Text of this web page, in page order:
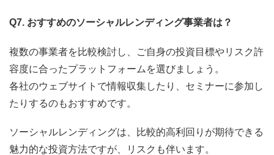
Q7. おすすめのソーシャルレンディング事業者は？
複数の事業者を比較検討し、ご自身の投資目標やリスク許
容度に合ったプラットフォームを選びましょう。
各社のウェブサイトで情報収集したり、セミナーに参加し
たりするのもおすすめです。
ソーシャルレンディングは、比較的高利回りが期待できる
魅力的な投資方法ですが、リスクも伴います。